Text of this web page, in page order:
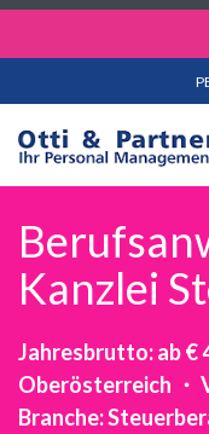
Kanzlei
Jahresbrutto: ab €
Oberösterreich ・
Branche: